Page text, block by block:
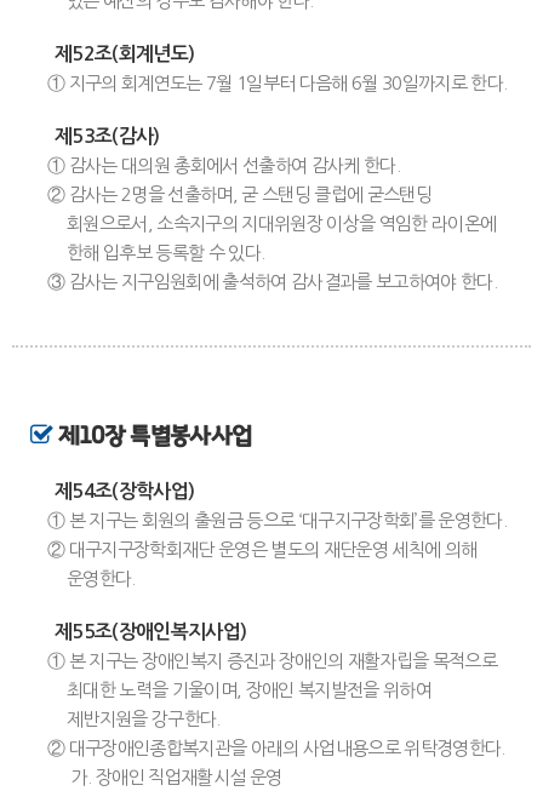
제52조(회계년도)
① 지구의 회계연도는 7월 1일부터 다음해 6월 30일까지로 한다.
제53조(감사)
① 감사는 대의원 총회에서 선출하여 감사케 한다.
② 감사는 2명을 선출하며, 굳 스탠딩 클럽에 굳스탠딩
회원으로서, 소속지구의 지대위원장 이상을 역임한 라이온에
한해 입후보 등록할 수 있다.
③ 감사는 지구임원회에 출석하여 감사결과를 보고하여야 한다.
제10장 특별봉사사업
제54조(장학사업)
① 본 지구는 회원의 출원금 등으로 ‘대구지구장학회’를 운영한다.
② 대구지구장학회재단 운영은 별도의 재단운영 세칙에 의해
운영한다.
제55조(장애인복지사업)
① 본 지구는 장애인복지 증진과 장애인의 재활자립을 목적으로
최대한 노력을 기울이며, 장애인 복지발전을 위하여
제반지원을 강구한다.
② 대구장애인종합복지관을 아래의 사업내용으로 위탁경영한다.
가. 장애인 직업재활시설 운영